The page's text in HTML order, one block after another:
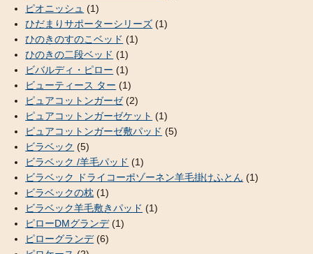
ピオニッシュ (1)
ひだまりサポーターシリーズ (1)
ひのきのすのこベッド (1)
ひのきの二段ベッド (1)
ビバルディ・ピロー (1)
ビューティース ター (1)
ピュアコットンガーゼ(2)
ピュアコットンガーゼケット (1)
ピュアコットンガーゼ敷パッド (5)
ビラベック (5)
ビラベック /羊毛パッド (1)
ビラベック ドライコーポゾーネン羊毛掛けふとん (1)
ビラベックの枕 (1)
ビラベック羊毛敷きパッド (1)
ピローDMグランデ(1)
ピローグランデ(6)